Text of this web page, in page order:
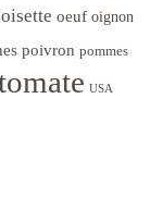
oeuf oignon
poivron pommes
USA